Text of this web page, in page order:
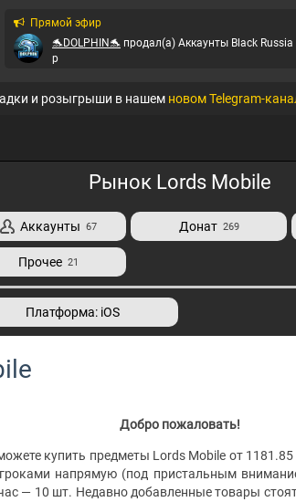
Прямой эфир
🐬DOLPHIN🐬 продал(а) Аккаунты Black Russia
p
MegaMarketпродал(а)Аккаунты Black Russia
QTEпродал(а) Аккаунты Online RP (Mobile)за
QTEпродал(а)
QTEпродал(а)
и розыгрыши в нашем новом Telegram-
Рынок Lords Mobile
Аккаунты 67 Донат 269
Прочее 21
Платформа: iOS
Добро пожаловать!
купить предметы Lords Mobile от
напрямую (под пристальным
— 10 шт. Недавно добавленные товары